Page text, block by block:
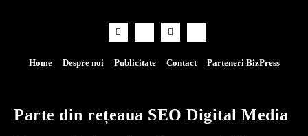
Home Despre noi Publicitate Contact Parteneri BizPress
Parte din rețeaua SEO Digital Media